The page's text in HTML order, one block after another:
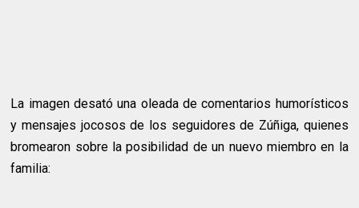
La imagen desató una oleada de comentarios humorísticos
y mensajes jocosos de los seguidores de Zúñiga, quienes
bromearon sobre la posibilidad de un nuevo miembro en la
familia: